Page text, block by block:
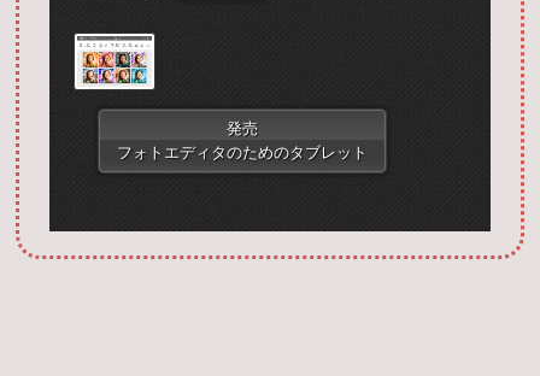
Запустить фотошоп
発売
フォトエディタのためのタブレット